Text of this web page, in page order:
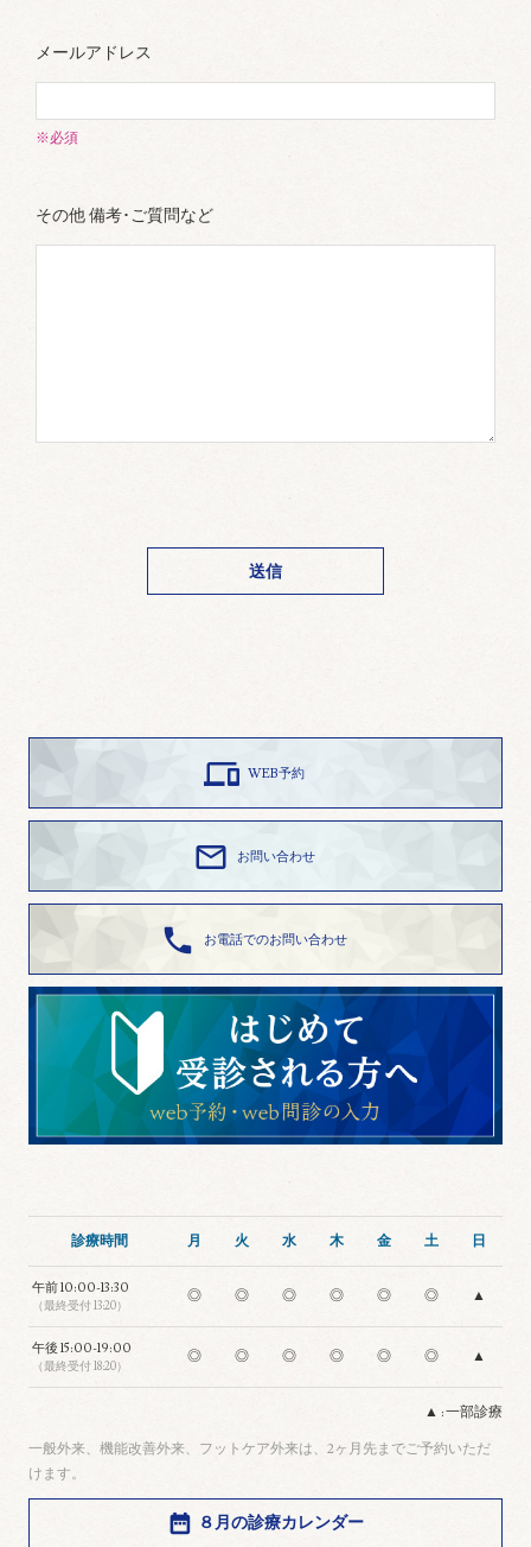
メールアドレス
※必須
その他 備考･ご質問など
 WEB予約
 お問い合わせ
 お電話でのお問い合わせ
診療時間 月 火 水 木 金 土 日
午前10:00-13:30
（最終受付 13:20）
◎ ◎ ◎ ◎ ◎ ◎ ▲
午後15:00-19:00
（最終受付 18:20）
◎ ◎ ◎ ◎ ◎ ◎ ▲
▲ : 一部診療
一般外来、機能改善外来、フットケア外来は、2ヶ月先までご予約いただ
けます。
８月の診療カレンダー